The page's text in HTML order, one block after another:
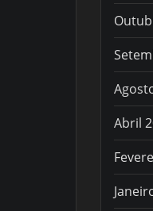
Abril